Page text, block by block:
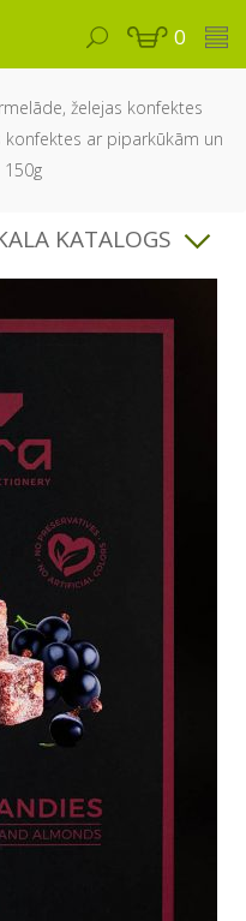
0
želejas konfektes
ar piparkūkām un
KATALOGS